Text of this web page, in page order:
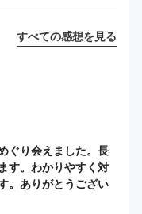
すべての感想を見る
ぐり会えました。長
す。わかりやすく対
。ありがとうござい